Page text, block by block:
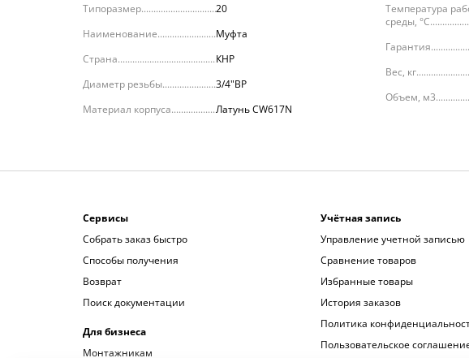
Типоразмер
20
Наименование
Муфта
Страна
КНР
Диаметр резьбы
3/4"ВР
Материал корпуса
Латунь CW617N
Температура
среды, °С
Гарантия
Вес, кг
Объем, м3
Сервисы
Собрать заказ быстро
Способы получения
Возврат
Поиск документации
Для бизнеса
Монтажникам
Учётная запись
Управление учетной записью
Сравнение товаров
Избранные товары
История заказов
Политика
Пользовательское